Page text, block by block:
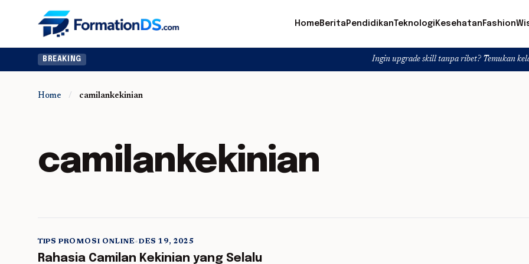
HomeBerita PendidikanTeknologi Kesehatan Fashion
BREAKING Ingin upgrade skill tanpa ribet? Temukan kelas seru
Home / camilankekinian
camilankekinian
5 min read
TIPS PROMOSI ONLINE•DES 19, 2025
Rahasia Camilan Kekinian yang Selalu